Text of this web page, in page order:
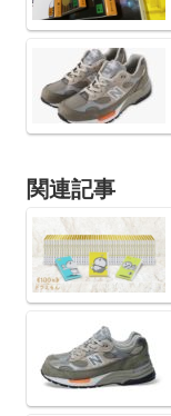
関連記事